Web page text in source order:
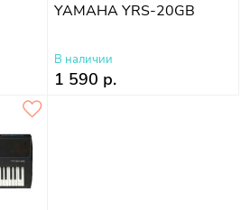
YAMAHA YRS-20GB
В наличии
1 590 р.